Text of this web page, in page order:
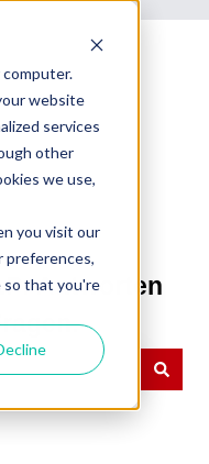
website
services
other
we use,
you visit our
preferences,
so that you're
Antworten
Suchfeld leer ist.